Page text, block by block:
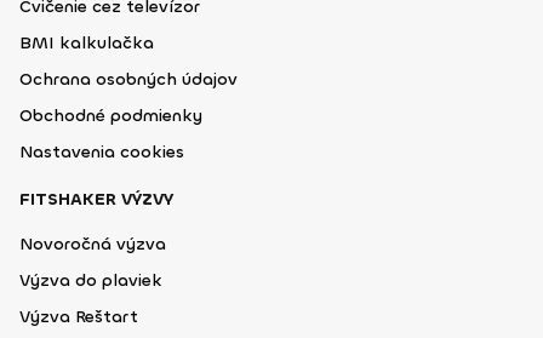
Cvičenie cez televízor
BMI kalkulačka
Ochrana osobných údajov
Obchodné podmienky
Nastavenia cookies
FITSHAKER VÝZVY
Novoročná výzva
Výzva do plaviek
Výzva Reštart